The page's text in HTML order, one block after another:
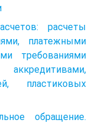
расчеты
платежными
требованиями
пластиковых
обращение.